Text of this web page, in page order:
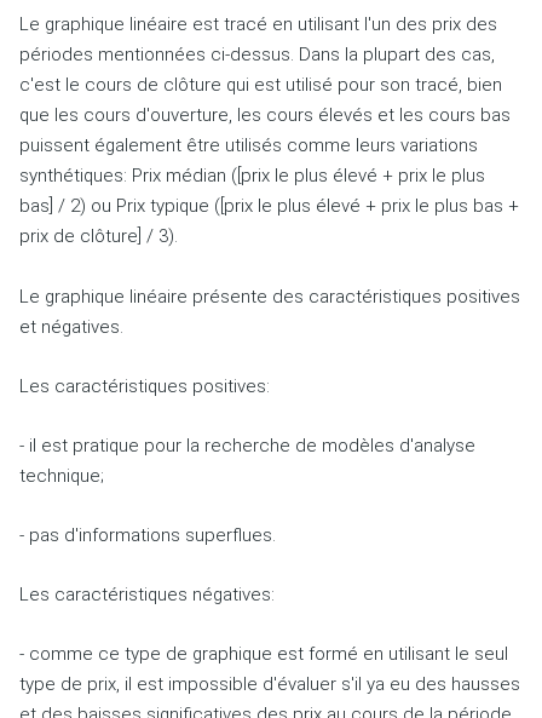
Le graphique linéaire est tracé en utilisant l'un des prix des
périodes mentionnées ci-dessus. Dans la plupart des cas,
c'est le cours de clôture qui est utilisé pour son tracé, bien
que les cours d'ouverture, les cours élevés et les cours bas
puissent également être utilisés comme leurs variations
synthétiques: Prix médian ([prix le plus élevé + prix le plus
bas] / 2) ou Prix typique ([prix le plus élevé + prix le plus bas +
prix de clôture] / 3).
Le graphique linéaire présente des caractéristiques positives
et négatives.
Les caractéristiques positives:
- il est pratique pour la recherche de modèles d'analyse
technique;
- pas d'informations superflues.
Les caractéristiques négatives:
- comme ce type de graphique est formé en utilisant le seul
type de prix, il est impossible d'évaluer s'il ya eu des hausses